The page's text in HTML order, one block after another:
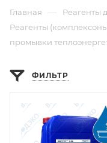
Главная — Реагенты
Реагенты
промывки
ФИЛЬТР